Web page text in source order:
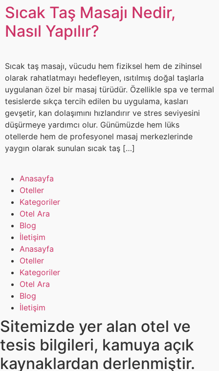
Sıcak Taş Masajı Nedir,
Nasıl Yapılır?
Sıcak taş masajı, vücudu hem fiziksel hem de zihinsel
olarak rahatlatmayı hedefleyen, ısıtılmış doğal taşlarla
uygulanan özel bir masaj türüdür. Özellikle spa ve termal
tesislerde sıkça tercih edilen bu uygulama, kasları
gevşetir, kan dolaşımını hızlandırır ve stres seviyesini
düşürmeye yardımcı olur. Günümüzde hem lüks
otellerde hem de profesyonel masaj merkezlerinde
yaygın olarak sunulan sıcak taş […]
Anasayfa
Oteller
Kategoriler
Otel Ara
Blog
İletişim
Anasayfa
Oteller
Kategoriler
Otel Ara
Blog
İletişim
Sitemizde yer alan otel ve
tesis bilgileri, kamuya açık
kaynaklardan derlenmiştir.